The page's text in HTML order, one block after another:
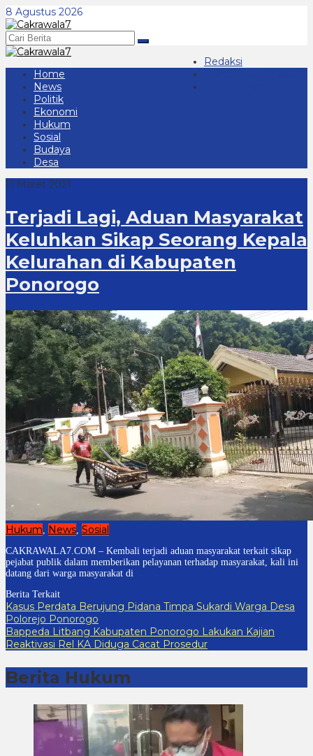
Lewati
ke
konten
8 Agustus 2026
Redaksi
Home
News
Politik
Ekonomi
Hukum
Sosial
Budaya
Desa
11 Maret 2021
Terjadi Lagi, Aduan Masyarakat
Keluhkan Sikap Seorang Kepala
Kelurahan di Kabupaten
Ponorogo
Hukum, News, Sosial
CAKRAWALA7.COM – Kembali terjadi aduan masyarakat terkait sikap
pejabat publik dalam memberikan pelayanan terhadap masyarakat, kali ini
datang dari warga masyarakat di
Berita Terkait
Kasus Perdata Berujung Pidana Timpa Sukardi Warga Desa
Polorejo Ponorogo
Bappeda Litbang Kabupaten Ponorogo Lakukan Kajian
Reaktivasi Rel KA Diduga Cacat Prosedur
Berita Hukum